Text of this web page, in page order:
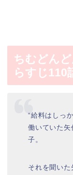
ちむどん
らすじ110
“給料はしっ
働いていた矢
子。
それを聞いた